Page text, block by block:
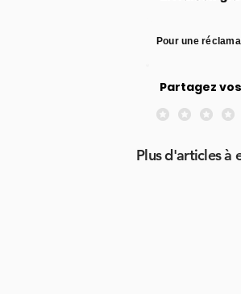
Pour une
Partagez
Aucune note
Plus d'articles à